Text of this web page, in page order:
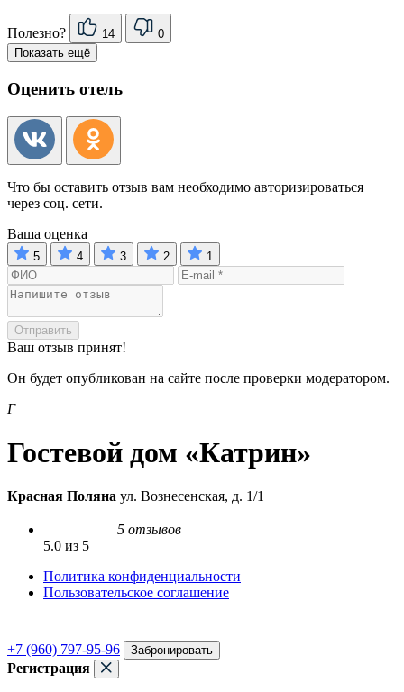
Полезно? 14
0
Показать ещё
Оценить отель
Что бы оставить отзыв вам необходимо авторизироваться
через соц. сети.
Ваша оценка
5 4 3 2 1
Отправить
Ваш отзыв принят!
Он будет опубликован на сайте после проверки модератором.
Г
Гостевой дом «Катрин»
Красная Поляна ул. Вознесенская, д. 1/1
5 отзывов
5.0 из 5
Политика конфиденциальности
Пользовательское соглашение
+7 (960) 797-95-96 Забронировать
Регистрация